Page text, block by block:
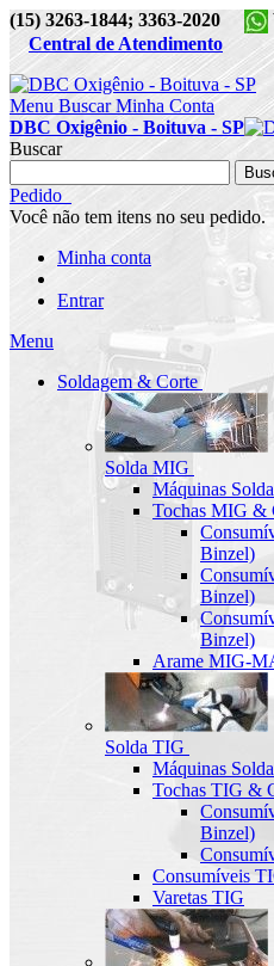
(15) 3263-1844; 3363-2020
Central de Atendimento
Menu Buscar Minha Conta
DBC Oxigênio - Boituva - SP
Buscar
Pedido
Você não tem itens no seu pedido.
Minha conta
Entrar
Menu
Soldagem & Corte
Solda MIG
Máquinas
Tochas MIG &
Binzel)
Binzel)
Binzel)
Arame MIG-
Solda TIG
Máquinas
Tochas TIG &
Binzel)
Consumíveis
Varetas TIG